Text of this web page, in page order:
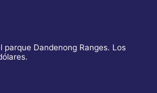
parque Dandenong Ranges. Los